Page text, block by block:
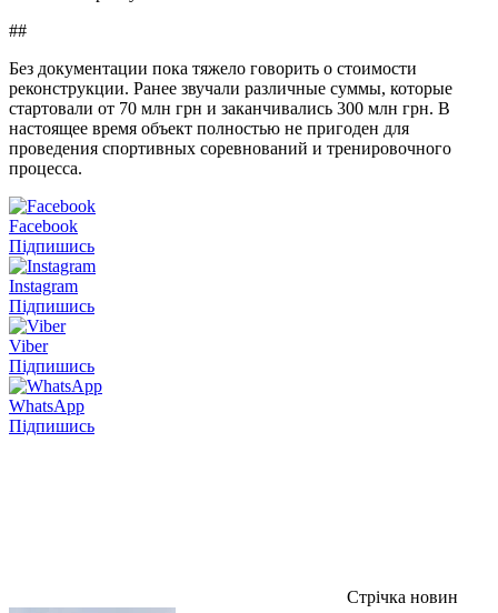
##
Без документации пока тяжело говорить о стоимости
реконструкции. Ранее звучали различные суммы, которые
стартовали от 70 млн грн и заканчивались 300 млн грн. В
настоящее время объект полностью не пригоден для
проведения спортивных соревнований и тренировочного
процесса.
Facebook
Підпишись
Instagram
Підпишись
Viber
Підпишись
WhatsApp
Підпишись
Стрічка новин